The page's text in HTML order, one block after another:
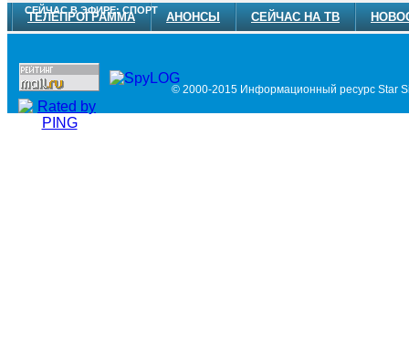
СЕЙЧАС В ЭФИРЕ: СПОРТ
ТЕЛЕПРОГРАММА АНОНСЫ СЕЙЧАС НА ТВ
© 2000-2015 Информационный ресурс Star